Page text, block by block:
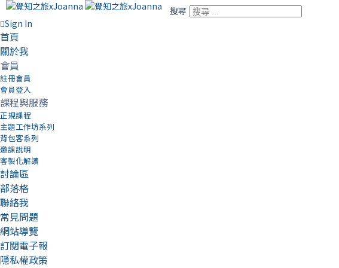
搜尋
Sign In
首頁
關於我
會員
註冊會員
會員登入
課程與服務
正規課程
主題工作坊系列
背包客系列
邀課說明
客製化解讀
討論區
部落格
聯絡我
常見問題
網站導覽
訂閱電子報
隱私權政策